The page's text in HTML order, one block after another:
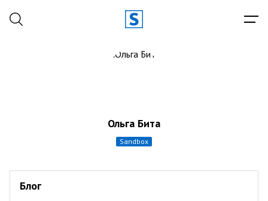
Ольга Бита
sandbox
Блог